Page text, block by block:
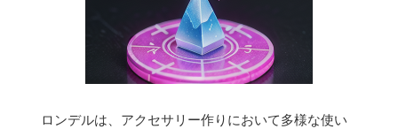
ロンデルは、アクセサリー作りにおいて多様な使い